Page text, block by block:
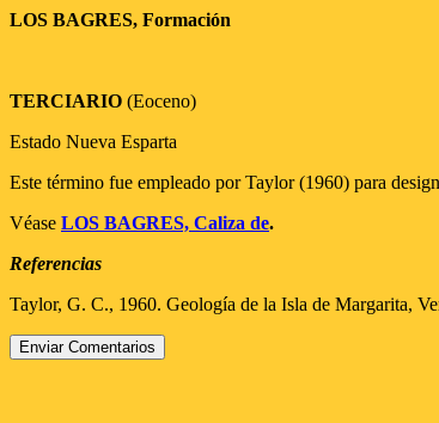
LOS BAGRES, Formación
TERCIARIO (Eoceno)
Estado Nueva Esparta
Este término fue empleado por Taylor (1960) para
Véase LOS BAGRES, Caliza de.
Referencias
Taylor, G. C., 1960. Geología de la Isla de Margarita,